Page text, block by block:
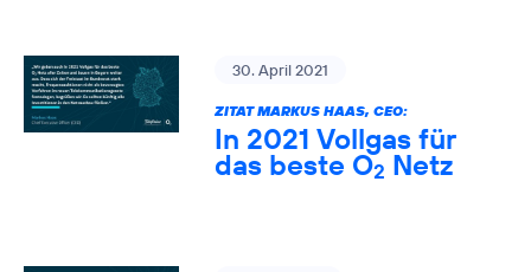
30. April 2021
ZITAT MARKUS HAAS, CEO:
In 2021 Vollgas für
das beste O2 Netz